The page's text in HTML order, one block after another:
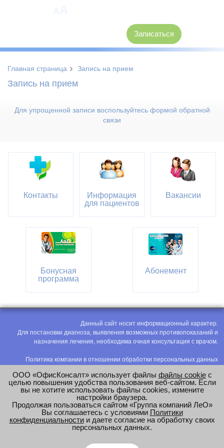
Записаться
Главная страница › Запись на прием
Запись на прием
Для упрощенной записи воспользуйтесь формой обратной
связи
Контакты
Информация
для пациентов
Вакансии
Бонусная
программа
Абонемент
Данный сайт носит информационный характер.
Для постановки диагноза, выявления возможных противопоказаний и
назначения лечения, необходима очная консультация с врачом.
Политика компании в отношении обработки персональных данных
Соглашение на обработку персональных данных
Оценка труда
e-mail:office@modus-leo.ru
ООО «ОфисКонсалт» использует файлы файлы cookieс
целью повышения удобства пользования веб-сайтом. Если
вы не хотите использовать файлы cookies, измените
настройки браузера.
Продолжая пользоваться сайтом «Группа компаний ЛеО»
Вы соглашаетесь с условиями Политики
конфиденциальностии даете согласие на обработку своих
персональных данных.